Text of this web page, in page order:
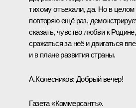
тихому отъехали, да. Но в
повторяю ещё раз,
сказать, чувство любви к
сражаться за неё и двигаться
и в плане развития страны.
А.Колесников: Добрый вечер!
Газета «Коммерсантъ».